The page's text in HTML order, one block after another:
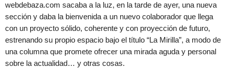
webdebaza.com sacaba a la luz, en la tarde de ayer, una nueva
sección y daba la bienvenida a un nuevo colaborador que llega
con un proyecto sólido, coherente y con proyección de futuro,
estrenando su propio espacio bajo el título “La Mirilla”, a modo de
una columna que promete ofrecer una mirada aguda y personal
sobre la actualidad… y otras cosas.